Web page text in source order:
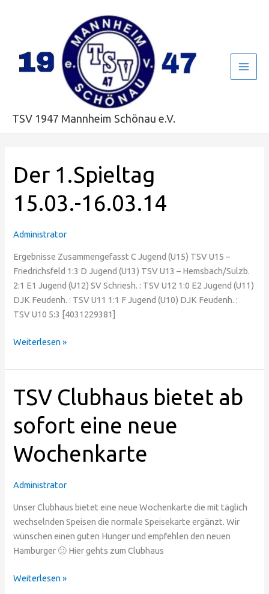
TSV 1947 Mannheim Schönau e.V.
Der 1.Spieltag
15.03.-16.03.14
Administrator
Ergebnisse Zusammengefasst C Jugend (U15) TSV U15 –
Friedrichsfeld 1:3 D Jugend (U13) TSV U13 – Hemsbach/Sulzb.
2:1 E1 Jugend (U12) SV Schriesh. : TSV U12 1:0 E2 Jugend (U11)
DJK Feudenh. : TSV U11 1:1 F Jugend (U10) DJK Feudenh. :
TSV U10 5:3 [4031229381]
Der
1.Spieltag
15.03.-16.03.14
Weiterlesen »
TSV Clubhaus bietet ab
sofort eine neue
Wochenkarte
Administrator
Unser Clubhaus bietet eine neue Wochenkarte die mit täglich
wechselnden Speisen die normale Speisekarte ergänzt. Wir
wünschen einen guten Hunger und empfehlen den neuen
Hamburger 🙂 Hier gehts zum Clubhaus
TSV
Clubhaus
ab
sofort
eine
Wochenkarte
Weiterlesen »